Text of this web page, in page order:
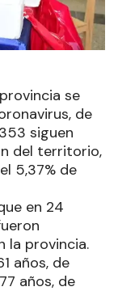
se
de
siguen
del territorio,
5,37% de
en 24
la provincia.
años, de
años, de